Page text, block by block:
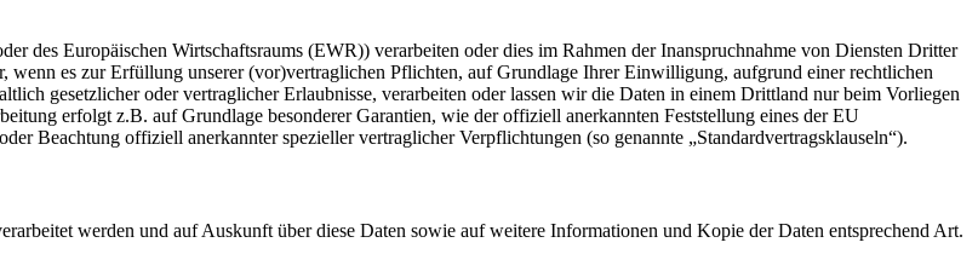
des Europäischen Wirtschaftsraums (EWR)) verarbeiten oder dies im Rahmen der Inanspruchnahme von Diensten Dritter
es zur Erfüllung unserer (vor)vertraglichen Pflichten, auf Grundlage Ihrer Einwilligung, aufgrund einer rechtlichen
gesetzlicher oder vertraglicher Erlaubnisse, verarbeiten oder lassen wir die Daten in einem Drittland nur beim Vorliegen
erfolgt z.B. auf Grundlage besonderer Garantien, wie der offiziell anerkannten Feststellung eines der EU
Beachtung offiziell anerkannter spezieller vertraglicher Verpflichtungen (so genannte „Standardvertragsklauseln“).
werden und auf Auskunft über diese Daten sowie auf weitere Informationen und Kopie der Daten entsprechend Art.